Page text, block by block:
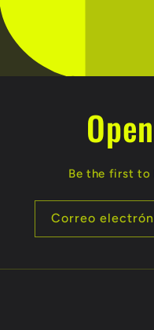
Be the first to
Correo